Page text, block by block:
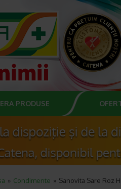
PRODUSE
Condimente Sanovita Sare Roz